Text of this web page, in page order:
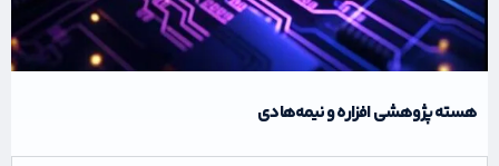
هسته پژوهشی افزاره و نیمه‌هادی